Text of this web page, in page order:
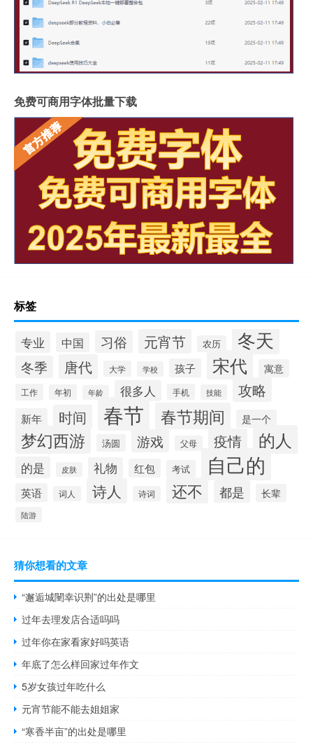
免费可商用字体批量下载
标签
专业 中国 习俗 元宵节 农历 冬天
冬季 唐代 大学 学校 孩子 宋代 寓意
工作 年初 年龄 很多人 手机 技能 攻略
新年 时间 春节 春节期间 是一个
梦幻西游 汤圆 游戏 父母 疫情 的人
的是 皮肤 礼物 红包 考试 自己的
英语 词人 诗人 诗词 还不 都是 长辈
陆游
猜你想看的文章
“邂逅城闉幸识荆”的出处是哪里
过年去理发店合适吗吗
过年你在家看家好吗英语
年底了怎么样回家过年作文
5岁女孩过年吃什么
元宵节能不能去姐姐家
“寒香半亩”的出处是哪里